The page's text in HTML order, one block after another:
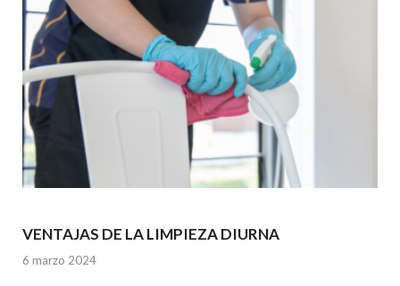
VENTAJAS DE LA LIMPIEZA DIURNA
6 marzo 2024